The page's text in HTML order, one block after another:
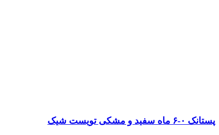
پستانک ۰-۶ ماه سفید و مشکی تویست شیک